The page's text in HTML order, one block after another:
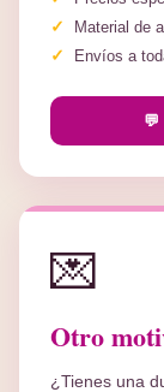
Material de
Envíos a
💌
Otro
¿Tienes una